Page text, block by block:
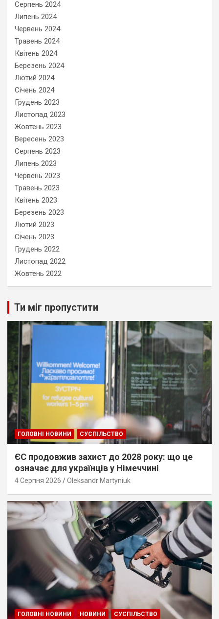
Серпень 2024
Липень 2024
Червень 2024
Травень 2024
Квітень 2024
Березень 2024
Лютий 2024
Січень 2024
Грудень 2023
Листопад 2023
Жовтень 2023
Вересень 2023
Серпень 2023
Липень 2023
Червень 2023
Травень 2023
Квітень 2023
Березень 2023
Лютий 2023
Січень 2023
Грудень 2022
Листопад 2022
Жовтень 2022
Ти міг пропустити
ГОЛОВНІ НОВИНИ СУСПІЛЬСТВО
ЄС продовжив захист до 2028 року: що це
означає для українців у Німеччині
4 Серпня 2026 Oleksandr Martyniuk
ГОЛОВНІ НОВИНИ НОВИНИ СУСПІЛЬСТВО